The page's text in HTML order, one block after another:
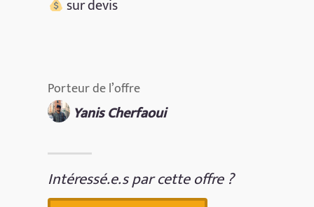
sur devis
Porteur de l’offre
Yanis Cherfaoui
Intéressé.e.s par cette offre ?